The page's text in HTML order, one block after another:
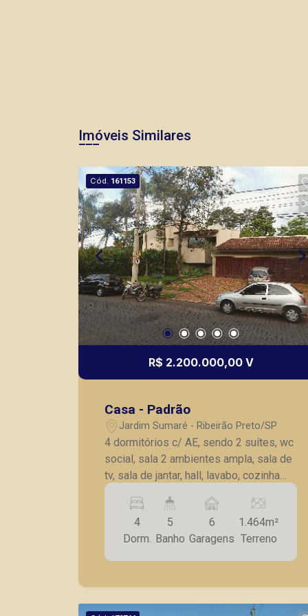
Imóveis Similares
Cód. 161153
R$ 2.200.000,00 V
Casa - Padrão
Jardim Sumaré - Ribeirão Preto/SP
4 dormitórios c/ AE, sendo 2 suítes, wc
social, sala 2 ambientes ampla, sala de
tv, sala de jantar, hall, lavabo, cozinha
planejada, AS c/ AE, dependência de
serviço c/ 2 dormitórios e wc, lazer
com piscina, amplo gramado, árvores
frutíferas e paisagismo, 6 vagas de
garagem. São 4 terrenos, frente c/ 48
de veículos.
4
Dorm.
5
Banho
6
Garagens
1.464m²
Terreno